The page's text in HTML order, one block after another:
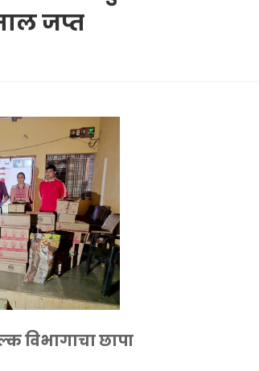
जप्त
विभागाचा छापा